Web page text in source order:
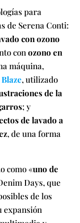
para
de Serena Conti:
con ozono
conozono en
máquina,
, utilizado
de la
; y
de lavado a
, de una forma
como «uno de
Days, que
de los
expansión